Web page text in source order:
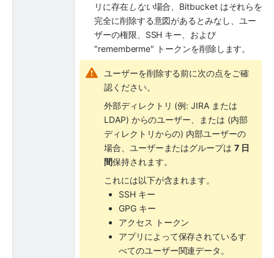
リに存在しない場合、Bitbucket はそれらを
完全に削除する意図があるとみなし、ユー
ザーの権限、SSH キー、および
"rememberme" トークンを削除します。
ユーザーを削除する前に次の点をご確
認ください。
外部ディレクトリ (例: JIRA または
LDAP) からのユーザー、または (内部
ディレクトリからの) 内部ユーザーの
場合、ユーザーまたはグループは 7 日
間保持されます。
これには以下が含まれます。
SSH キー
GPG キー
アクセス トークン
アプリによって保存されているす
べてのユーザー関連データ。